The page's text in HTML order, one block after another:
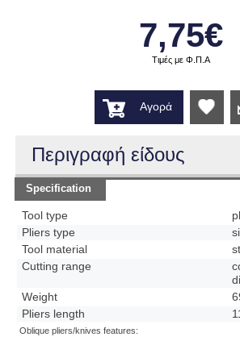
7,75€
Τιμές με Φ.Π.Α
Αγορά
Περιγραφή είδους
Specification
Tool type
Pliers type
Tool material
Cutting range
Weight
Pliers length
Oblique pliers/knives features: